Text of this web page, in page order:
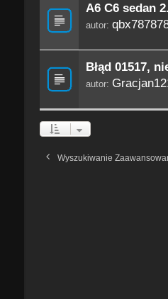
A6 C6 sedan
autor:
Błąd 01517,
autor:
Wyszukiwanie